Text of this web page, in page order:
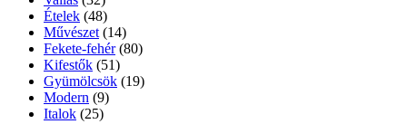
Ételek (48)
Művészet (14)
Fekete-fehér (80)
Kifestők (51)
Gyümölcsök (19)
Modern (9)
Italok (25)